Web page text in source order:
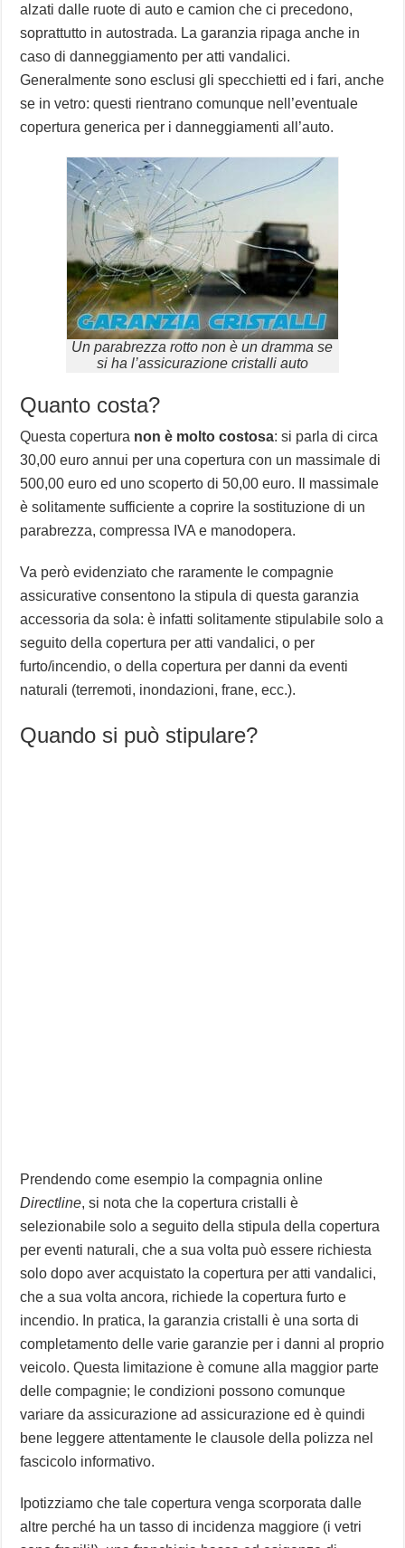
alzati dalle ruote di auto e camion che ci precedono,
soprattutto in autostrada. La garanzia ripaga anche in
caso di danneggiamento per atti vandalici.
Generalmente sono esclusi gli specchietti ed i fari, anche
se in vetro: questi rientrano comunque nell’eventuale
copertura generica per i danneggiamenti all’auto.
Un parabrezza rotto non è un dramma se
si ha l’assicurazione cristalli auto
Quanto costa?
Questa copertura non è molto costosa: si parla di circa
30,00 euro annui per una copertura con un massimale di
500,00 euro ed uno scoperto di 50,00 euro. Il massimale
è solitamente sufficiente a coprire la sostituzione di un
parabrezza, compressa IVA e manodopera.
Va però evidenziato che raramente le compagnie
assicurative consentono la stipula di questa garanzia
accessoria da sola: è infatti solitamente stipulabile solo a
seguito della copertura per atti vandalici, o per
furto/incendio, o della copertura per danni da eventi
naturali (terremoti, inondazioni, frane, ecc.).
Quando si può stipulare?
Prendendo come esempio la compagnia online
Directline, si nota che la copertura cristalli è
selezionabile solo a seguito della stipula della copertura
per eventi naturali, che a sua volta può essere richiesta
solo dopo aver acquistato la copertura per atti vandalici,
che a sua volta ancora, richiede la copertura furto e
incendio. In pratica, la garanzia cristalli è una sorta di
completamento delle varie garanzie per i danni al proprio
veicolo. Questa limitazione è comune alla maggior parte
delle compagnie; le condizioni possono comunque
variare da assicurazione ad assicurazione ed è quindi
bene leggere attentamente le clausole della polizza nel
fascicolo informativo.
Ipotizziamo che tale copertura venga scorporata dalle
altre perché ha un tasso di incidenza maggiore (i vetri